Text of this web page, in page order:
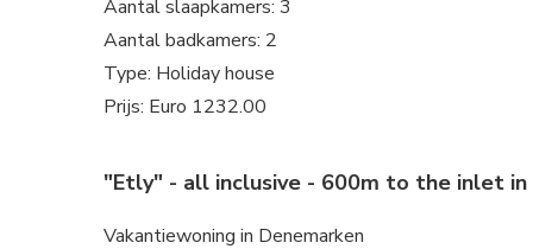
Aantal slaapkamers: 3
Aantal badkamers: 2
Type: Holiday house
Prijs: Euro 1232.00
"Etly" - all inclusive - 600m to the inlet in
Vakantiewoning in Denemarken